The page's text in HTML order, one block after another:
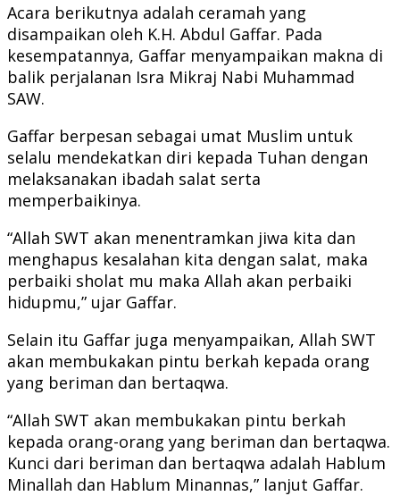
Acara berikutnya adalah ceramah yang
disampaikan oleh K.H. Abdul Gaffar. Pada
kesempatannya, Gaffar menyampaikan makna di
balik perjalanan Isra Mikraj Nabi Muhammad
SAW.
Gaffar berpesan sebagai umat Muslim untuk
selalu mendekatkan diri kepada Tuhan dengan
melaksanakan ibadah salat serta
memperbaikinya.
“Allah SWT akan menentramkan jiwa kita dan
menghapus kesalahan kita dengan salat, maka
perbaiki sholat mu maka Allah akan perbaiki
hidupmu,” ujar Gaffar.
Selain itu Gaffar juga menyampaikan, Allah SWT
akan membukakan pintu berkah kepada orang
yang beriman dan bertaqwa.
“Allah SWT akan membukakan pintu berkah
kepada orang-orang yang beriman dan bertaqwa.
Kunci dari beriman dan bertaqwa adalah Hablum
Minallah dan Hablum Minannas,” lanjut Gaffar.